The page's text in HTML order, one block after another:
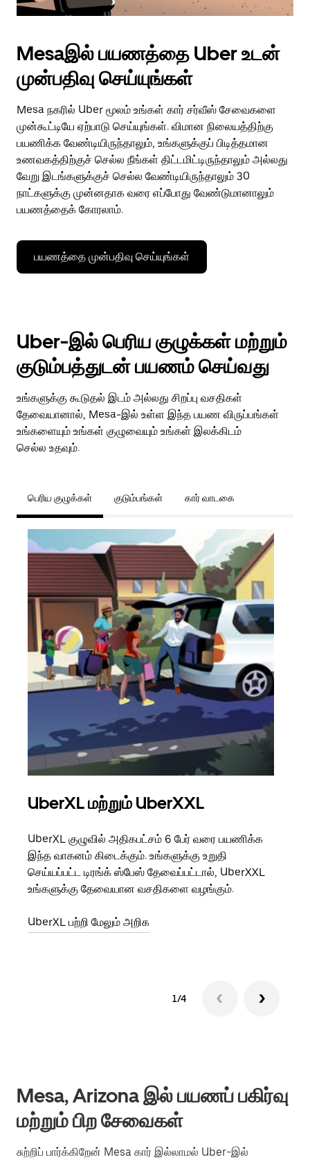
Mesaஇல் பயணத்தை Uber உடன்
முன்பதிவு செய்யுங்கள்
Mesa நகரில் Uber மூலம் உங்கள் கார் சர்வீஸ் சேவைகளை
முன்கூட்டியே ஏற்பாடு செய்யுங்கள். விமான நிலையத்திற்கு
பயணிக்க வேண்டியிருந்தாலும், உங்களுக்குப் பிடித்தமான
உணவகத்திற்குச் செல்ல நீங்கள் திட்டமிட்டிருந்தாலும் அல்லது
வேறு இடங்களுக்குச் செல்ல வேண்டியிருந்தாலும் 30
நாட்களுக்கு முன்னதாக வரை எப்போது வேண்டுமானாலும்
பயணத்தைக் கோரலாம்.
பயணத்தை முன்பதிவு செய்யுங்கள்
Uber-இல் பெரிய குழுக்கள் மற்றும்
குடும்பத்துடன் பயணம் செய்வது
உங்களுக்கு கூடுதல் இடம் அல்லது சிறப்பு வசதிகள்
தேவையானால், Mesa-இல் உள்ள இந்த பயண விருப்பங்கள்
உங்களையும் உங்கள் குழுவையும் உங்கள் இலக்கிடம்
செல்ல உதவும்.
பெரிய குழுக்கள் குடும்பங்கள் கார் வாடகை
UberXL மற்றும் UberXXL
UberXL குழுவில் அதிகபட்சம் 6 பேர் வரை பயணிக்க
இந்த வாகனம் கிடைக்கும். உங்களுக்கு உறுதி
செய்யப்பட்ட டிரங்க் ஸ்பேஸ் தேவைப்பட்டால், UberXXL
உங்களுக்கு தேவையான வசதிகளை வழங்கும்.
UberXL பற்றி மேலும் அறிக
1/4
Mesa, Arizona இல் பயணப் பகிர்வு
மற்றும் பிற சேவைகள்
சுற்றிப் பார்க்கிறேன் Mesa கார் இல்லாமல் Uber-இல்